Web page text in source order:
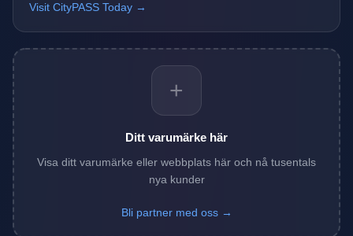
Visit CityPASS Today →
+
Ditt varumärke här
Visa ditt varumärke eller webbplats här och nå tusentals
nya kunder
Bli partner med oss →